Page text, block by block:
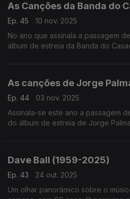
As Canções da Banda do
Ep. 45
10 nov. 2025
No ano que assinala a passagem
álbum de estreia da Banda do
As canções de Jorge
Ep. 44
03 nov. 2025
Assinala-se este ano a passagem
do álbum de estreia de Jorge
Dave Ball (1959-2025)
Ep. 43
24 out. 2025
Um olhar panorâmico sobre o